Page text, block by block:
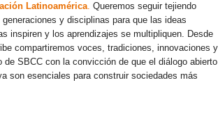
Latinoamérica. Queremos seguir tejiendo
y disciplinas para que las ideas
inspiren y los aprendizajes se multipliquen. Desde
compartiremos voces, tradiciones, innovaciones y
de SBCC con la convicción de que el diálogo abierto
son esenciales para construir sociedades más